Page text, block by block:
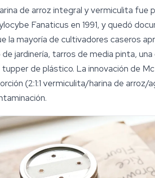
de arroz integral y vermiculita fue
Fanaticus en 1991, y quedó
la mayoría de cultivadores caseros
jardinería, tarros de media pinta,
de plástico. La innovación de
(2:1:1 vermiculita/harina de